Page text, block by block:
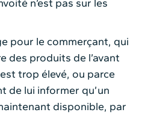
n’est pas sur les
pour le commerçant, qui
des produits de l’avant
trop élevé, ou parce
de lui informer qu’un
disponible, par